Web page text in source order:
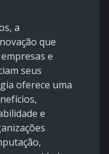
a
que
e
seus
oferece uma
e